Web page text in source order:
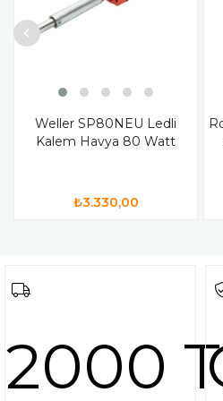
Weller SP80NEU Ledli
Kalem Havya 80 Watt
₺3.330,00
2000